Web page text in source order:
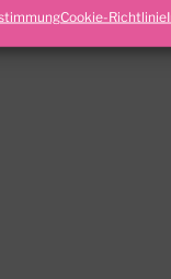
Cookie-Richtlinie